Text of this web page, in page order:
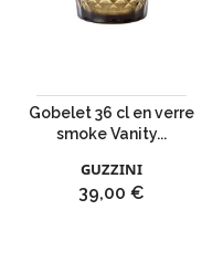
Gobelet 36 cl en verre
smoke Vanity...
GUZZINI
Prix
39,00 €